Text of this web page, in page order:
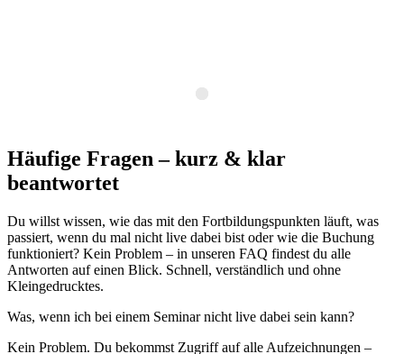
Häufige Fragen – kurz & klar
beantwortet
Du willst wissen, wie das mit den Fortbildungspunkten läuft, was
passiert, wenn du mal nicht live dabei bist oder wie die Buchung
funktioniert? Kein Problem – in unseren FAQ findest du alle
Antworten auf einen Blick. Schnell, verständlich und ohne
Kleingedrucktes.
Was, wenn ich bei einem Seminar nicht live dabei sein kann?
Kein Problem. Du bekommst Zugriff auf alle Aufzeichnungen –